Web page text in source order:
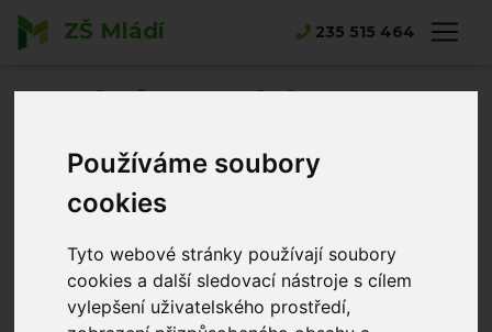
Používáme soubory
cookies
Tyto webové stránky používají soubory
cookies a další sledovací nástroje s cílem
vylepšení uživatelského prostředí,
ZŠ Mládí 235 515 464
Hlavní strana
Novinky
Pohár rozhlasu -
atletický víceboj
Alena Merhautová